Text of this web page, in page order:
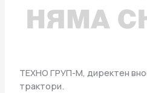
TЕХНО ГРУП-М, директен
трактори.